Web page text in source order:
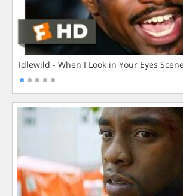
Idlewild - When I Look in Your Eyes Scene